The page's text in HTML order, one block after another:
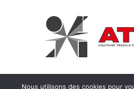
Nous utilisons des cookies pour